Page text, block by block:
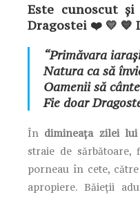
Este cunoscut
Dragostei ❤️ 💛 💙
“Primăvara
Natura ca să
Oamenii să
Fie doar
În dimineața zilei lui
straie de
porneau în cete,
apropiere. Băieții